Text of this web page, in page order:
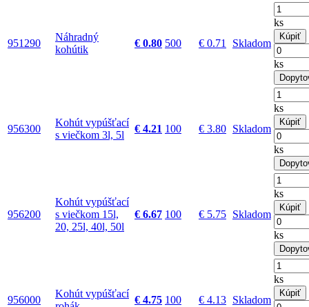
951290
Náhradný
kohútik
€ 0.80 500 € 0.71 Skladom
ks
Kúpiť
ks
956300
Kohút vypúšťací
s viečkom 3l, 5l
€ 4.21 100 € 3.80 Skladom
ks
Kúpiť
ks
956200
Kohút vypúšťací
s viečkom 15l,
20, 25l, 40l, 50l
€ 6.67 100 € 5.75 Skladom
ks
Kúpiť
ks
956000
Kohút vypúšťací
€ 4.75 100 € 4.13 Skladom
ks
Kúpiť